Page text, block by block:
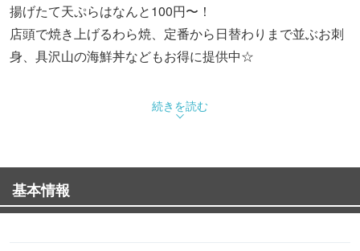
揚げたて天ぷらはなんと100円〜！
店頭で焼き上げるわら焼、定番から日替わりまで並ぶお刺
身、具沢山の海鮮丼などもお得に提供中☆
続きを読む
基本情報